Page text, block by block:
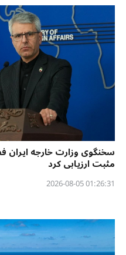
سخنگوی وزارت خارجه ایران
مثبت ارزیابی کرد
01:26:31 2026-08-05